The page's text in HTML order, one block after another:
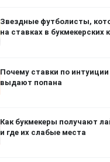
Звездные футболисты,
на ставках в букмекерских
Почему ставки по интуиции
выдают попана
Как букмекеры получают
и где их слабые места